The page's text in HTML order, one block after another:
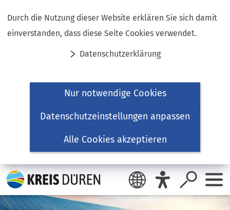
Durch die Nutzung dieser Website erklären Sie sich damit
einverstanden, dass diese Seite Cookies verwendet.
Datenschutzerklärung
Nur notwendige Cookies
Datenschutzeinstellungen anpassen
Alle Cookies akzeptieren
Inhalt anspringen